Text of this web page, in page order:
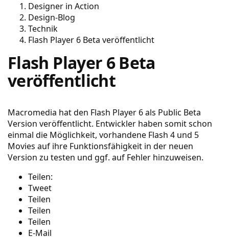
Designer in Action
Design-Blog
Technik
Flash Player 6 Beta veröffentlicht
Flash Player 6 Beta
veröffentlicht
Macromedia hat den Flash Player 6 als Public Beta
Version veröffentlicht. Entwickler haben somit schon
einmal die Möglichkeit, vorhandene Flash 4 und 5
Movies auf ihre Funktionsfähigkeit in der neuen
Version zu testen und ggf. auf Fehler hinzuweisen.
Teilen:
Tweet
Teilen
Teilen
Teilen
E-Mail